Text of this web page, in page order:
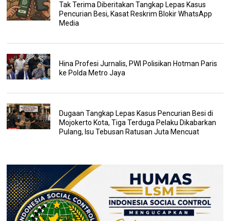
Tak Terima Diberitakan Tangkap Lepas Kasus
Pencurian Besi, Kasat Reskrim Blokir WhatsApp
Media
Hina Profesi Jurnalis, PWI Polisikan Hotman Paris
ke Polda Metro Jaya
Dugaan Tangkap Lepas Kasus Pencurian Besi di
Mojokerto Kota, Tiga Terduga Pelaku Dikabarkan
Pulang, Isu Tebusan Ratusan Juta Mencuat